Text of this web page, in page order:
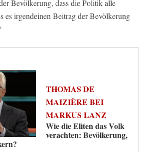
Bevölkerung, dass die Politik alle
es irgendeinen Beitrag der Bevölkerung
THOMAS DE
MAIZIÈRE BEI
MARKUS LANZ
Wie die Eliten das Volk
verachten: Bevölkerung,